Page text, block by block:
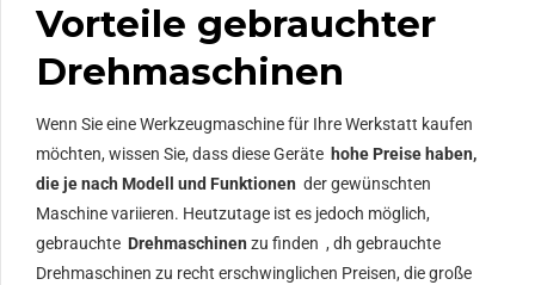
Vorteile gebrauchter
Drehmaschinen
Wenn Sie eine Werkzeugmaschine für Ihre Werkstatt kaufen
möchten, wissen Sie, dass diese Geräte hohe Preise haben,
die je nach Modell und Funktionen der gewünschten
Maschine variieren. Heutzutage ist es jedoch möglich,
gebrauchte Drehmaschinen zu finden , dh gebrauchte
Drehmaschinen zu recht erschwinglichen Preisen, die große